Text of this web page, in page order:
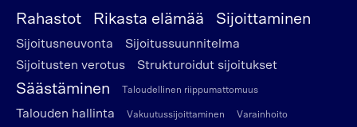
Rahastot
Rikasta elämää Sijoittaminen
Sijoitusneuvonta
Sijoitussuunnitelma
Sijoitusten verotus
Strukturoidut sijoitukset
Säästäminen Taloudellinen riippumattomuus
Talouden hallinta Vakuutussijoittaminen Varainhoito